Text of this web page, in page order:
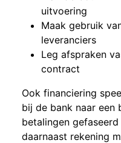
uitvoering
Maak gebruik
leveranciers
Leg afspraken
contract
Ook financiering
bij de bank naar
betalingen
daarnaast rekening